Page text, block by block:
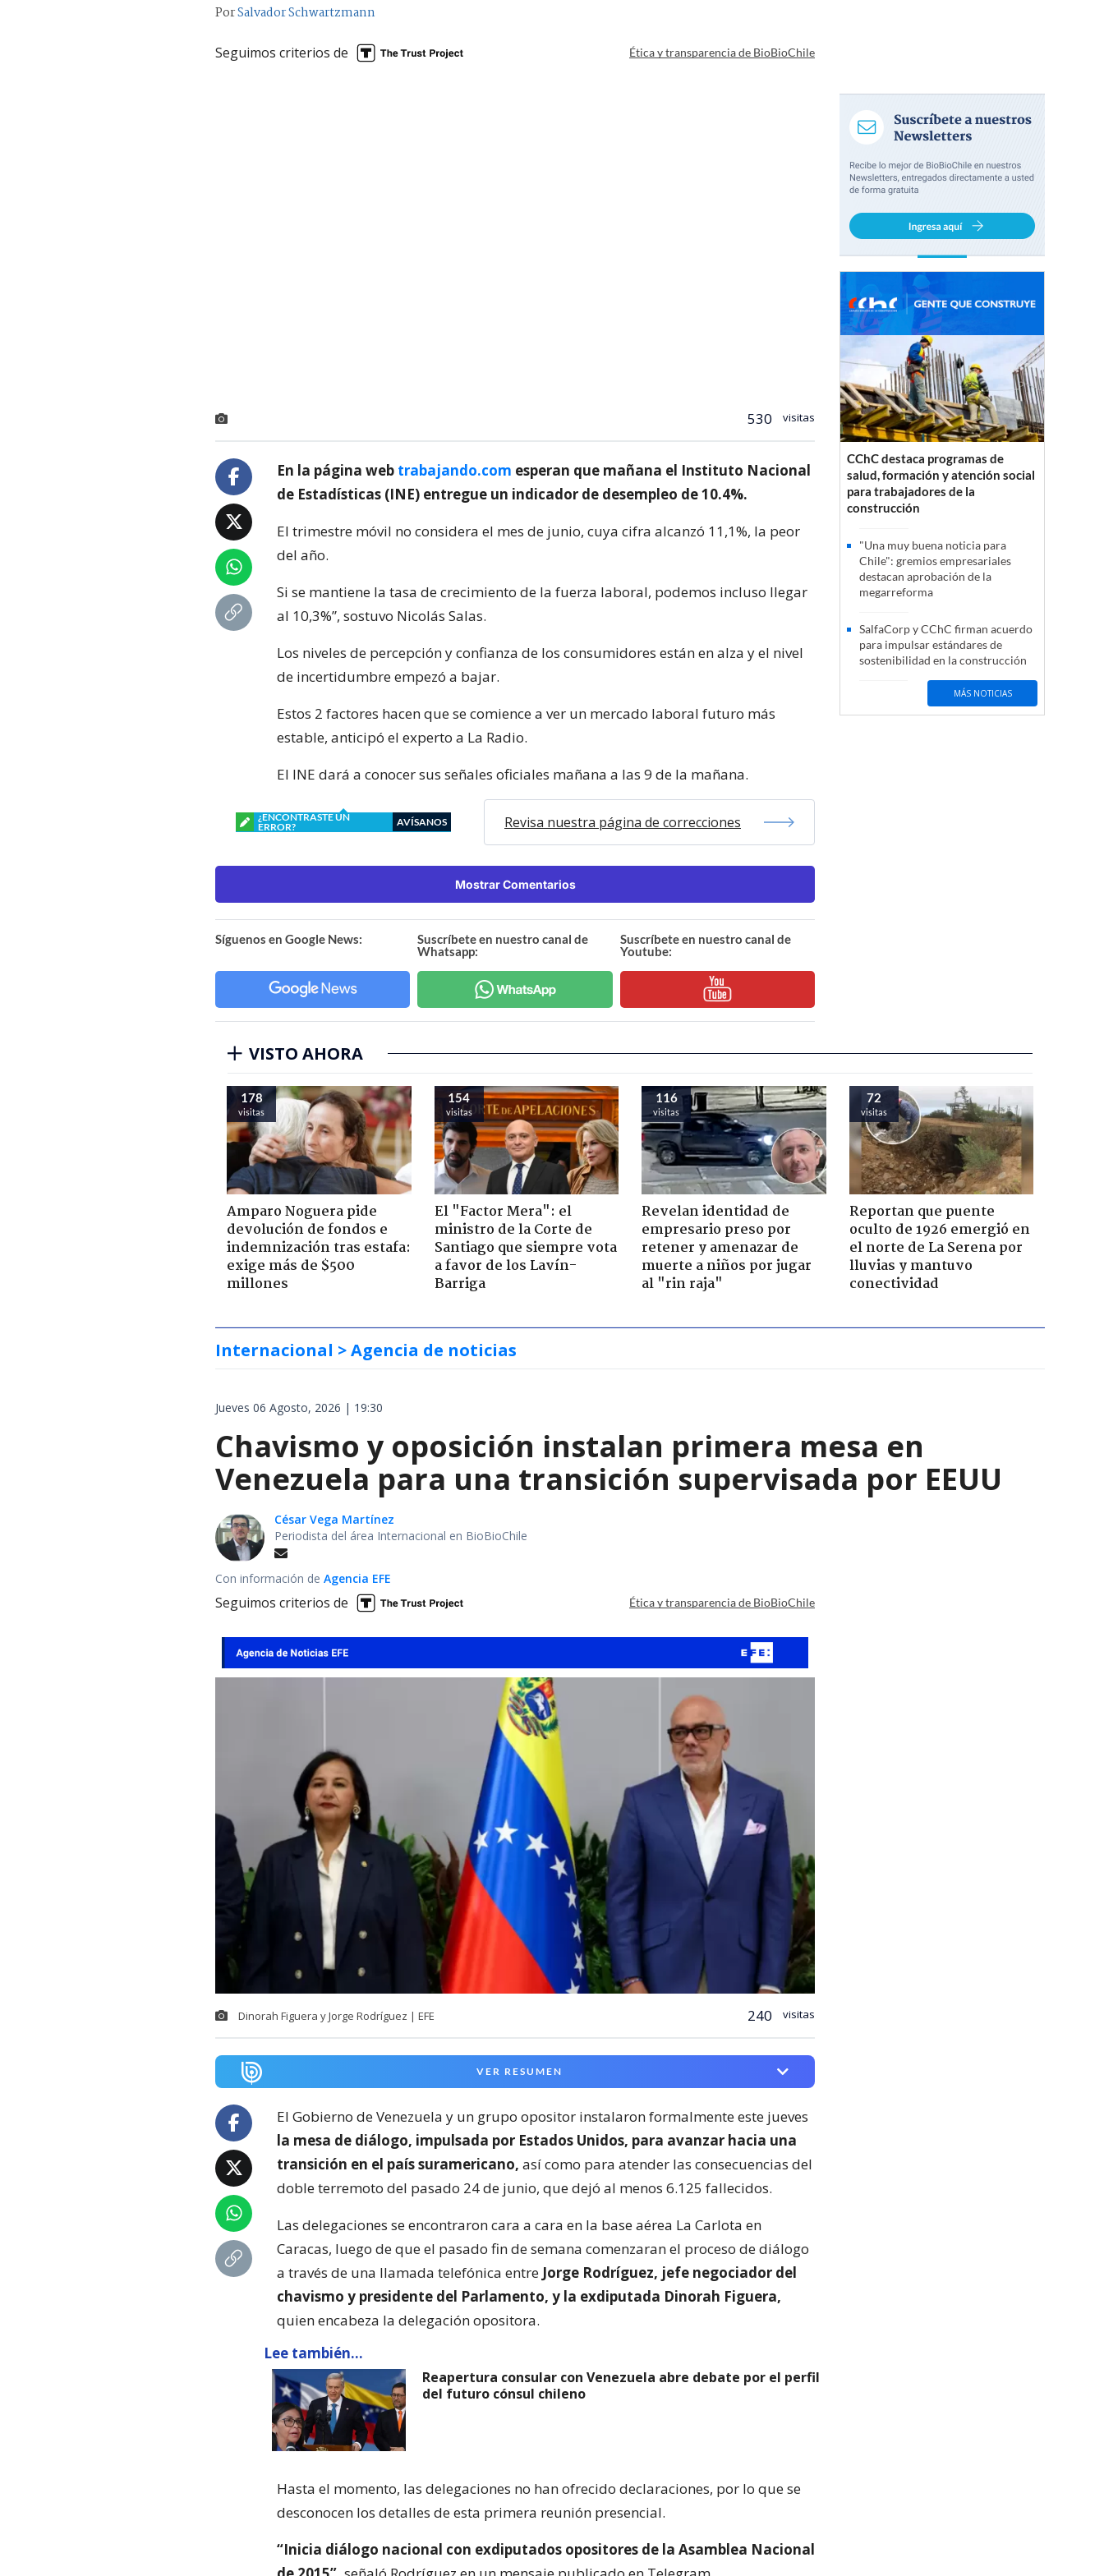
PorSalvador Schwartzmann
Seguimos criterios de Ética y transparencia de BioBioChile
530 visitas
En la página web trabajando.com esperan que mañana el Instituto Nacional
de Estadísticas (INE) entregue un indicador de desempleo de 10.4%.
El trimestre móvil no considera el mes de junio, cuya cifra alcanzó 11,1%, la peor
del año.
Si se mantiene la tasa de crecimiento de la fuerza laboral, podemos incluso llegar
al 10,3%”, sostuvo Nicolás Salas.
Los niveles de percepción y confianza de los consumidores están en alza y el nivel
de incertidumbre empezó a bajar.
Estos 2 factores hacen que se comience a ver un mercado laboral futuro más
estable, anticipó el experto a La Radio.
El INE dará a conocer sus señales oficiales mañana a las 9 de la mañana.
¿ENCONTRASTE UN
ERROR?
AVÍSANOS Revisa nuestra página de correcciones
Mostrar Comentarios
Síguenos en Google News:
Suscríbete en nuestro canal de
Whatsapp:
Suscríbete en nuestro canal de
Youtube:
CChC destaca programas de
salud, formación y atención social
para trabajadores de la
construcción
"Una muy buena noticia para
Chile": gremios empresariales
destacan aprobación de la
megarreforma
SalfaCorp y CChC firman acuerdo
para impulsar estándares de
sostenibilidad en la construcción
MÁS NOTICIAS
VISTO AHORA
178
visitas
Amparo Noguera pide
devolución de fondos e
indemnización tras estafa:
exige más de $500
millones
154
visitas
El "Factor Mera": el
ministro de la Corte de
Santiago que siempre vota
a favor de los Lavín-
Barriga
116
visitas
Revelan identidad de
empresario preso por
retener y amenazar de
muerte a niños por jugar
al "rin raja"
72
visitas
Reportan que puente
oculto de 1926 emergió en
el norte de La Serena por
lluvias y mantuvo
conectividad
Internacional > Agencia de noticias
Jueves 06 Agosto, 2026 | 19:30
Chavismo y oposición instalan primera mesa en
Venezuela para una transición supervisada por EEUU
César Vega Martínez
Periodista del área Internacional en BioBioChile
Con información de Agencia EFE
Seguimos criterios de Ética y transparencia de BioBioChile
Dinorah Figuera y Jorge Rodríguez | EFE 240 visitas
VER RESUMEN
El Gobierno de Venezuela y un grupo opositor instalaron formalmente este jueves
la mesa de diálogo, impulsada por Estados Unidos, para avanzar hacia una
transición en el país suramericano, así como para atender las consecuencias del
doble terremoto del pasado 24 de junio, que dejó al menos 6.125 fallecidos.
Las delegaciones se encontraron cara a cara en la base aérea La Carlota en
Caracas, luego de que el pasado fin de semana comenzaran el proceso de diálogo
a través de una llamada telefónica entre Jorge Rodríguez, jefe negociador del
chavismo y presidente del Parlamento, y la exdiputada Dinorah Figuera,
quien encabeza la delegación opositora.
Lee también...
Reapertura consular con Venezuela abre debate por el perfil
del futuro cónsul chileno
Hasta el momento, las delegaciones no han ofrecido declaraciones, por lo que se
desconocen los detalles de esta primera reunión presencial.
“Inicia diálogo nacional con exdiputados opositores de la Asamblea Nacional